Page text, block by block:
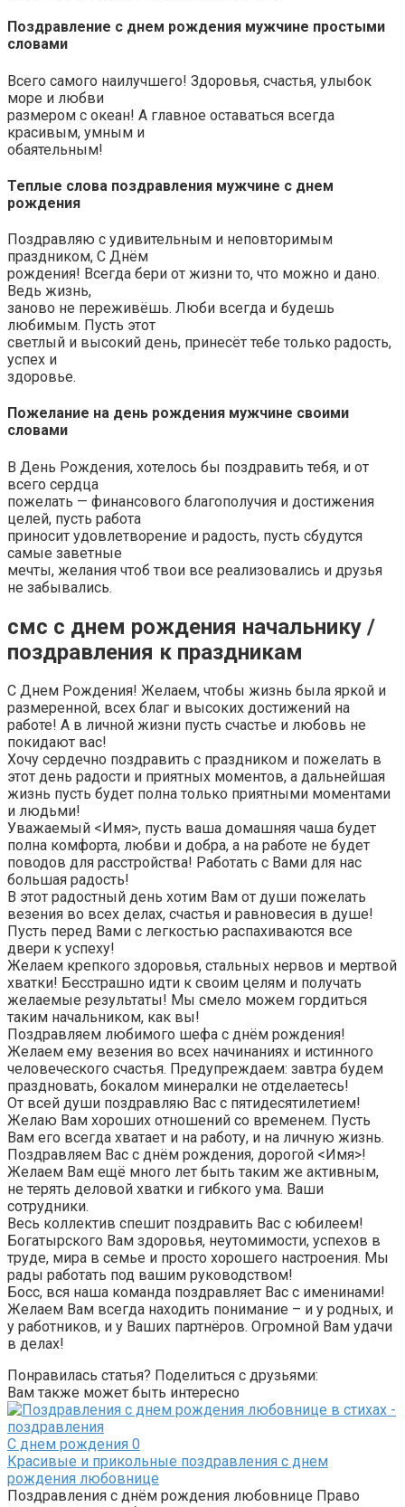
Поздравление с днем рождения мужчине простыми
словами
Всего самого наилучшего! Здоровья, счастья, улыбок
море и любви
размером с океан! А главное оставаться всегда
красивым, умным и
обаятельным!
Теплые слова поздравления мужчине с днем
рождения
Поздравляю с удивительным и неповторимым
праздником, С Днём
рождения! Всегда бери от жизни то, что можно и дано.
Ведь жизнь,
заново не переживёшь. Люби всегда и будешь
любимым. Пусть этот
светлый и высокий день, принесёт тебе только радость,
успех и
здоровье.
Пожелание на день рождения мужчине своими
словами
В День Рождения, хотелось бы поздравить тебя, и от
всего сердца
пожелать — финансового благополучия и достижения
целей, пусть работа
приносит удовлетворение и радость, пусть сбудутся
самые заветные
мечты, желания чтоб твои все реализовались и друзья
не забывались.
смс с днем рождения начальнику /
поздравления к праздникам
С Днем Рождения! Желаем, чтобы жизнь была яркой и
размеренной, всех благ и высоких достижений на
работе! А в личной жизни пусть счастье и любовь не
покидают вас!
Хочу сердечно поздравить с праздником и пожелать в
этот день радости и приятных моментов, а дальнейшая
жизнь пусть будет полна только приятными моментами
и людьми!
Уважаемый <Имя>, пусть ваша домашняя чаша будет
полна комфорта, любви и добра, а на работе не будет
поводов для расстройства! Работать с Вами для нас
большая радость!
В этот радостный день хотим Вам от души пожелать
везения во всех делах, счастья и равновесия в душе!
Пусть перед Вами с легкостью распахиваются все
двери к успеху!
Желаем крепкого здоровья, стальных нервов и мертвой
хватки! Бесстрашно идти к своим целям и получать
желаемые результаты! Мы смело можем гордиться
таким начальником, как вы!
Поздравляем любимого шефа с днём рождения!
Желаем ему везения во всех начинаниях и истинного
человеческого счастья. Предупреждаем: завтра будем
праздновать, бокалом минералки не отделаетесь!
От всей души поздравляю Вас с пятидесятилетием!
Желаю Вам хороших отношений со временем. Пусть
Вам его всегда хватает и на работу, и на личную жизнь.
Поздравляем Вас с днём рождения, дорогой <Имя>!
Желаем Вам ещё много лет быть таким же активным,
не терять деловой хватки и гибкого ума. Ваши
сотрудники.
Весь коллектив спешит поздравить Вас с юбилеем!
Богатырского Вам здоровья, неутомимости, успехов в
труде, мира в семье и просто хорошего настроения. Мы
рады работать под вашим руководством!
Босс, вся наша команда поздравляет Вас с именинами!
Желаем Вам всегда находить понимание – и у родных, и
у работников, и у Ваших партнёров. Огромной Вам удачи
в делах!
Понравилась статья? Поделиться с друзьями:
Вам также может быть интересно
С днем рождения 0
Красивые и прикольные поздравления с днем
рождения любовнице
Поздравления с днём рождения любовнице Право